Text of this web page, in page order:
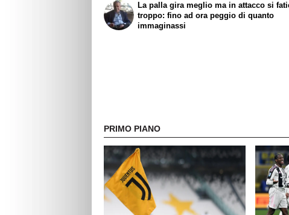
La palla gira meglio ma in attacco si
troppo: fino ad ora peggio di quanto
immaginassi
PRIMO PIANO